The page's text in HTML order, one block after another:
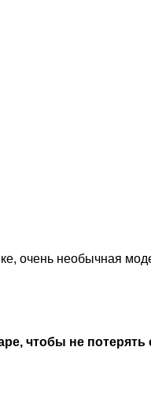
очень необычная
чтобы не потерять